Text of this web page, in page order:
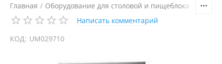
Главная / Оборудование для столовой и пищеблока
Написать комментарий
КОД: UM029710